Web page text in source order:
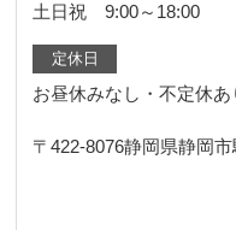
土日祝 9:00～18:00
定休日
お昼休みなし・不定休あ
〒422-8076静岡県静岡